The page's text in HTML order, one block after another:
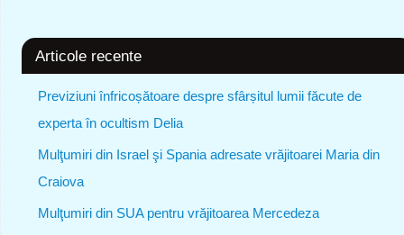
Articole recente
Previziuni înfricoșătoare despre sfârșitul lumii făcute de
experta în ocultism Delia
Mulţumiri din Israel şi Spania adresate vrăjitoarei Maria din
Craiova
Mulţumiri din SUA pentru vrăjitoarea Mercedeza